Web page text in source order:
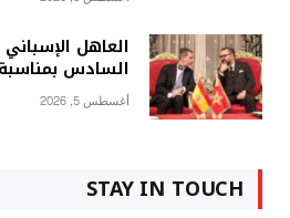
العاهل
السادس
أغسطس 5, 2026
STAY IN TOUCH